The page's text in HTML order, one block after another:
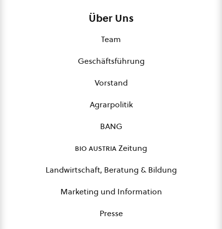
Über Uns
Team
Geschäftsführung
Vorstand
Agrarpolitik
BANG
bio austriaZeitung
Landwirtschaft, Beratung & Bildung
Marketing und Information
Presse